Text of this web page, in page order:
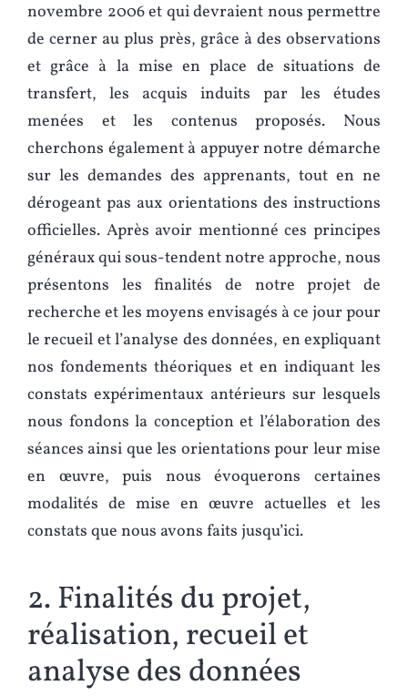
novembre 2006 et qui devraient nous permettre
de cerner au plus près, grâce à des observations
et grâce à la mise en place de situations de
transfert, les acquis induits par les études
menées et les contenus proposés. Nous
cherchons également à appuyer notre démarche
sur les demandes des apprenants, tout en ne
dérogeant pas aux orientations des instructions
officielles. Après avoir mentionné ces principes
généraux qui sous-tendent notre approche, nous
présentons les finalités de notre projet de
recherche et les moyens envisagés à ce jour pour
le recueil et l’analyse des données, en expliquant
nos fondements théoriques et en indiquant les
constats expérimentaux antérieurs sur lesquels
nous fondons la conception et l’élaboration des
séances ainsi que les orientations pour leur mise
en œuvre, puis nous évoquerons certaines
modalités de mise en œuvre actuelles et les
constats que nous avons faits jusqu’ici.
2. Finalités du projet,
réalisation, recueil et
analyse des données